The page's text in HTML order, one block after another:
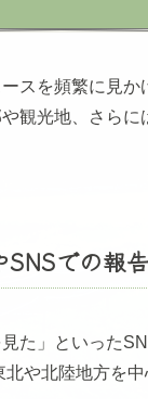
スを頻繁に見
観光地、さら
SNSでの報
た」といった
や北陸地方を